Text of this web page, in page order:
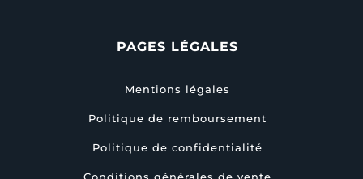
PAGES LÉGALES
Mentions légales
Politique de remboursement
Politique de confidentialité
Conditions générales de vente